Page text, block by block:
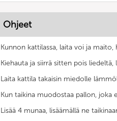
Ohjeet
Kunnon kattilassa, laita voi ja
Kiehauta ja siirrä sitten pois liedeltä,
Laita kattila takaisin miedolle
Kun taikina muodostaa pallon,
Lisää 4 munaa, lisäämällä ne